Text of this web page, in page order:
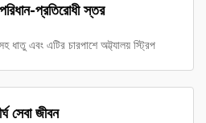
প্রতিরোধী স্তর
এবং এটির চারপাশে অট্ট্যালয় স্ট্রিপ
সেবা জীবন